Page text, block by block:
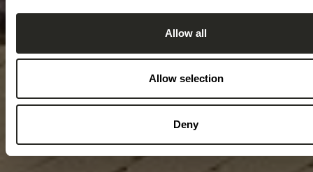
Allow all
Allow selection
Deny